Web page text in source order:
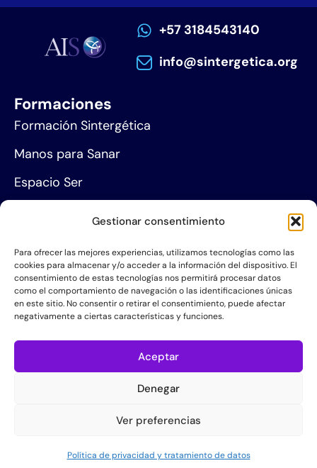
Gestionar consentimiento
Para ofrecer las mejores experiencias, utilizamos tecnologías como las
cookies para almacenar y/o acceder a la información del dispositivo. El
consentimiento de estas tecnologías nos permitirá procesar datos
como el comportamiento de navegación o las identificaciones únicas
en este sitio. No consentir o retirar el consentimiento, puede afectar
negativamente a ciertas características y funciones.
Aceptar
Denegar
Ver preferencias
Política de privacidad y tratamiento de datos
+57 3184543140
info@sintergetica.org
Formaciones
Formación Sintergética
Manos para Sanar
Espacio Ser
Proyección social
Hazte socio
Grupos de Servicio